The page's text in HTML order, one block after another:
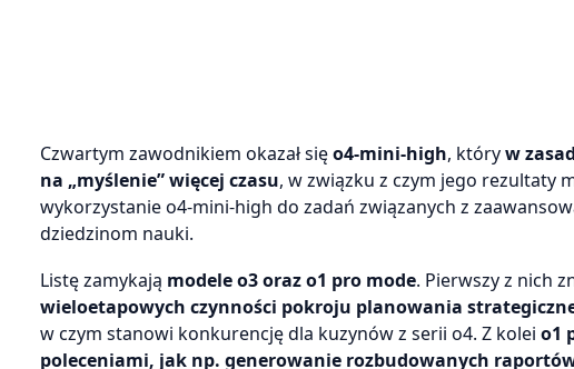
Czwartym zawodnikiem okazał sięo4-mini-high, któryw
na „myślenie” więcej czasu, w związku z czym jego rezultaty
wykorzystanie o4-mini-high do zadań związanych z
dziedzinom nauki.
Listę zamykają modele o3 oraz o1 pro mode. Pierwszy z nich
wieloetapowych czynności pokroju planowania
w czym stanowi konkurencję dla kuzynów z serii o4. Z kolei o1
poleceniami, jak np. generowanie rozbudowanych